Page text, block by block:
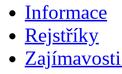
Informace
Rejstříky